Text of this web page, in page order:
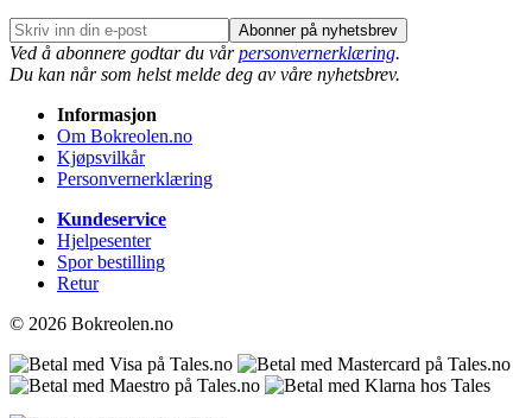
Abonner på nyhetsbrev
Ved å abonnere godtar du vårpersonvernerklæring.
Du kan når som helst melde deg av våre nyhetsbrev.
Informasjon
Om Bokreolen.no
Kjøpsvilkår
Personvernerklæring
Kundeservice
Hjelpesenter
Spor bestilling
Retur
© 2026 Bokreolen.no